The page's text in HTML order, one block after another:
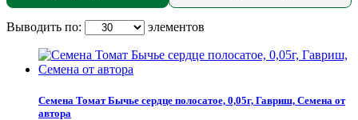
Выводить по: элементов
Семена Томат Бычье сердце полосатое, 0,05г, Гавриш, Семена от
автора